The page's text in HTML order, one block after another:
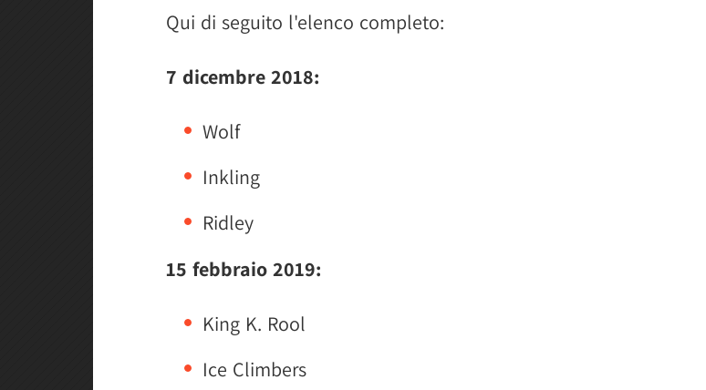
Qui di seguito l'elenco completo:
7 dicembre 2018:
Wolf
Inkling
Ridley
15 febbraio 2019:
King K. Rool
Ice Climbers